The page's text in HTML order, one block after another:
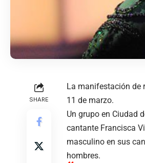
SHARE
La manifestación de
11 de marzo.
Un grupo en Ciudad
cantante Francisca
masculino en sus
hombres.